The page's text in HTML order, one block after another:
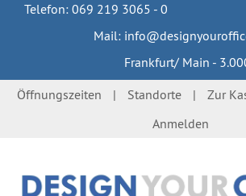
Telefon: 069 219 3065 - 0
Mail:
Frankfurt/ Main -
Öffnungszeiten
Standorte Zur
Anmelden